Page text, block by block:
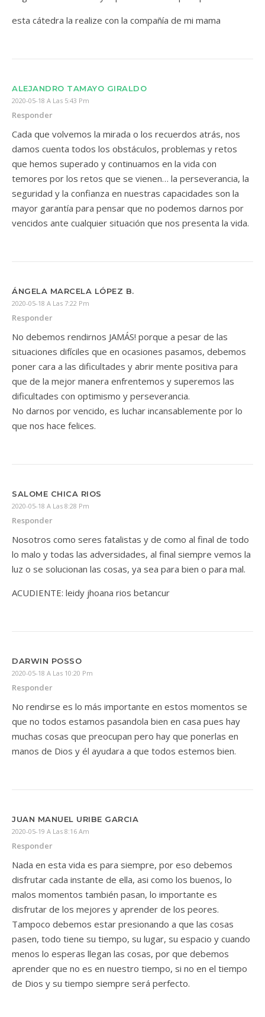
esta cátedra la realize con la compañía de mi mama
ALEJANDRO TAMAYO GIRALDO
2020-05-18 A Las 5:43 Pm
Responder
Cada que volvemos la mirada o los recuerdos atrás, nos
damos cuenta todos los obstáculos, problemas y retos
que hemos superado y continuamos en la vida con
temores por los retos que se vienen… la perseverancia, la
seguridad y la confianza en nuestras capacidades son la
mayor garantía para pensar que no podemos darnos por
vencidos ante cualquier situación que nos presenta la vida.
ÁNGELA MARCELA LÓPEZ B.
2020-05-18 A Las 7:22 Pm
Responder
No debemos rendirnos JAMÁS! porque a pesar de las
situaciones difíciles que en ocasiones pasamos, debemos
poner cara a las dificultades y abrir mente positiva para
que de la mejor manera enfrentemos y superemos las
dificultades con optimismo y perseverancia.
No darnos por vencido, es luchar incansablemente por lo
que nos hace felices.
SALOME CHICA RIOS
2020-05-18 A Las 8:28 Pm
Responder
Nosotros como seres fatalistas y de como al final de todo
lo malo y todas las adversidades, al final siempre vemos la
luz o se solucionan las cosas, ya sea para bien o para mal.
ACUDIENTE: leidy jhoana rios betancur
DARWIN POSSO
2020-05-18 A Las 10:20 Pm
Responder
No rendirse es lo más importante en estos momentos se
que no todos estamos pasandola bien en casa pues hay
muchas cosas que preocupan pero hay que ponerlas en
manos de Dios y él ayudara a que todos estemos bien.
JUAN MANUEL URIBE GARCIA
2020-05-19 A Las 8:16 Am
Responder
Nada en esta vida es para siempre, por eso debemos
disfrutar cada instante de ella, asi como los buenos, lo
malos momentos también pasan, lo importante es
disfrutar de los mejores y aprender de los peores.
Tampoco debemos estar presionando a que las cosas
pasen, todo tiene su tiempo, su lugar, su espacio y cuando
menos lo esperas llegan las cosas, por que debemos
aprender que no es en nuestro tiempo, si no en el tiempo
de Dios y su tiempo siempre será perfecto.